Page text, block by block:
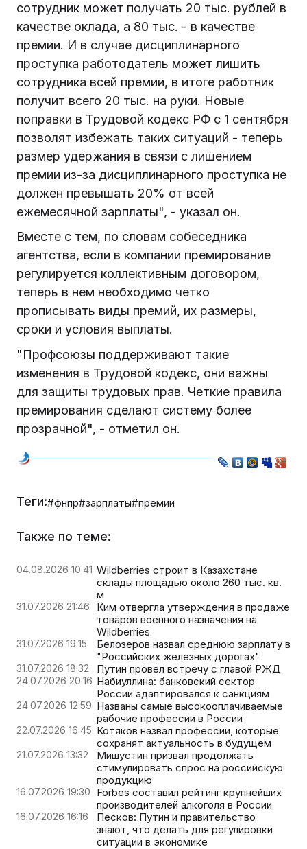
сотрудник может получать 20 тыс. рублей в
качестве оклада, а 80 тыс. - в качестве
премии. И в случае дисциплинарного
проступка работодатель может лишить
сотрудника всей премии, в итоге работник
получит всего 20 тыс. на руки. Новые
поправки в Трудовой кодекс РФ с 1 сентября
позволят избежать таких ситуаций - теперь
размер удержания в связи с лишением
премии из-за дисциплинарного проступка не
должен превышать 20% от всей
ежемесячной зарплаты", - указал он.
Вместе с тем, по словам собеседника
агентства, если в компании премирование
регулируется коллективным договором,
теперь в нем необходимо четко
прописывать виды премий, их размеры,
сроки и условия выплаты.
"Профсоюзы поддерживают такие
изменения в Трудовой кодекс, они важны
для защиты трудовых прав. Четкие правила
премирования сделают систему более
прозрачной", - отметил он.
Теги:#фнпр#зарплаты#премии
Также по теме:
04.08.2026 10:41 Wildberries строит в Казахстане
склады площадью около 260 тыс. кв.
м
31.07.2026 21:46
Ким отвергла утверждения в продаже
товаров военного назначения на
Wildberries
31.07.2026 19:15
Белозеров назвал среднюю зарплату в
"Российских железных дорогах"
31.07.2026 18:32 Путин провел встречу с главой РЖД
24.07.2026 20:16 Набиуллина: банковский сектор
России адаптировался к санкциям
24.07.2026 12:59 Названы самые высокооплачиваемые
рабочие профессии в России
22.07.2026 16:45 Котяков назвал профессии, которые
сохранят актуальность в будущем
21.07.2026 13:32
Мишустин призвал продолжать
стимулировать спрос на российскую
продукцию
16.07.2026 19:30
Forbes составил рейтинг крупнейших
производителей алкоголя в России
16.07.2026 16:16
Песков: Путин и правительство
знают, что делать для регулировки
ситуации в экономике